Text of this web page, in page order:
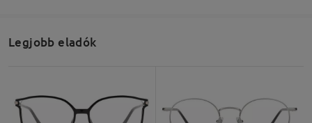
Legjobb eladók